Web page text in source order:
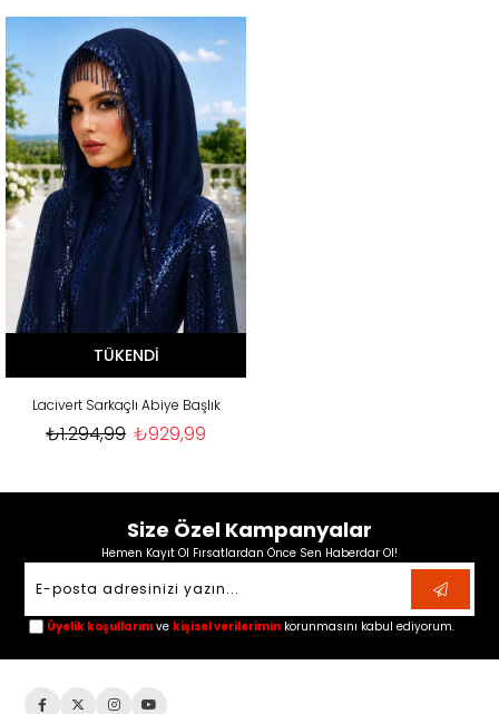
TÜKENDI
Lacivert Sarkaçlı Abiye Başlık
₺929,99
₺1.294,99
Size Özel Kampanyalar
Hemen Kayıt Ol Fırsatlardan Önce Sen Haberdar Ol!
Üyelik koşullarını ve kişisel verilerimin korunmasını kabul ediyorum.